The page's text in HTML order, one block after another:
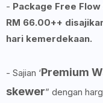
- Package Free
RM 66.00++
hari kemerdekaan.
- Sajian ‘Premium
skewer” dengan